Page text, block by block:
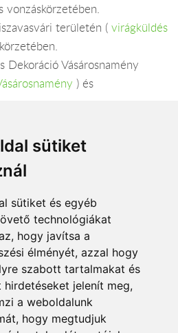
sütiket
sütiket és egyéb
technológiákat
hogy javítsa a
élményét, azzal hogy
szabott tartalmakat és
jelenít meg,
a weboldalunk
hogy megtudjuk
vonzáskörzetében.
területén ( virágküldés
Dekoráció Vásárosnamény
) és
területén (
Szatmár-Bereg megye
is gond nélkül
webáruházunkban!
fizetési módok